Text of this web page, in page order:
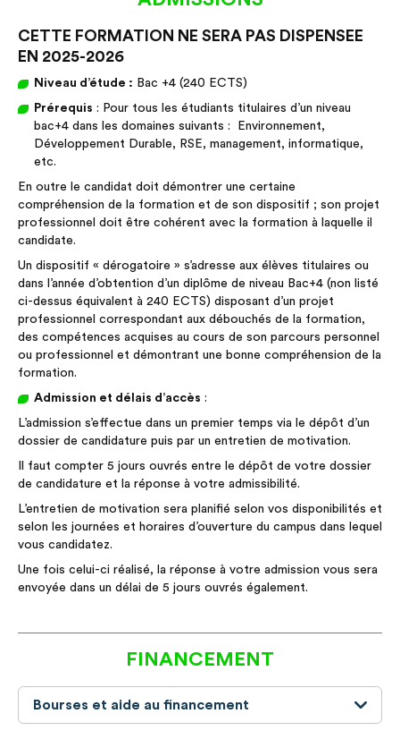
CETTE FORMATION NE SERA PAS DISPENSEE
EN 2025-2026
Niveau d’étude : Bac +4 (240 ECTS)
Prérequis : Pour tous les étudiants titulaires d’un niveau
bac+4 dans les domaines suivants : Environnement,
Développement Durable, RSE, management, informatique,
etc.
En outre le candidat doit démontrer une certaine
compréhension de la formation et de son dispositif ; son projet
professionnel doit être cohérent avec la formation à laquelle il
candidate.
Un dispositif « dérogatoire » s’adresse aux élèves titulaires ou
dans l’année d’obtention d’un diplôme de niveau Bac+4 (non listé
ci-dessus équivalent à 240 ECTS) disposant d’un projet
professionnel correspondant aux débouchés de la formation,
des compétences acquises au cours de son parcours personnel
ou professionnel et démontrant une bonne compréhension de la
formation.
Admission et délais d’accès :
L’admission s’effectue dans un premier temps via le dépôt d’un
dossier de candidature puis par un entretien de motivation.
Il faut compter 5 jours ouvrés entre le dépôt de votre dossier
de candidature et la réponse à votre admissibilité.
L’entretien de motivation sera planifié selon vos disponibilités et
selon les journées et horaires d’ouverture du campus dans lequel
vous candidatez.
Une fois celui-ci réalisé, la réponse à votre admission vous sera
envoyée dans un délai de 5 jours ouvrés également.
FINANCEMENT
Bourses et aide au financement